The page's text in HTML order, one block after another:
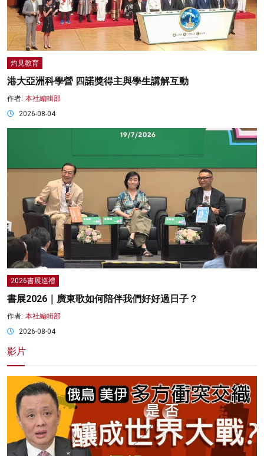
灼見教育
港大亞洲科學營 四諾獎得主與學生講解互動
作者: 本社編輯部
2026-08-04
2026書展巡禮
書展2026｜廣東歌如何陪伴我們好好過日子？
作者: 本社編輯部
2026-08-04
影片